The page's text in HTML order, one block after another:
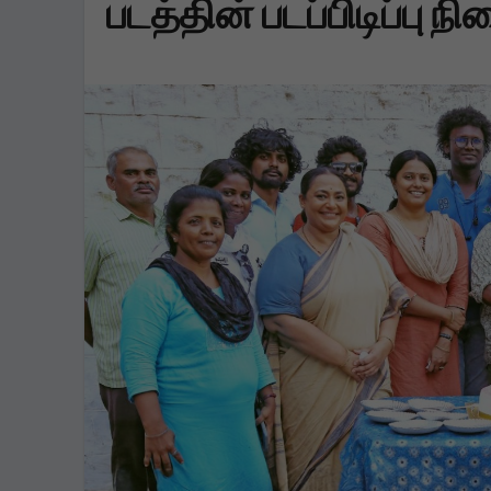
படத்தின் படப்பிடிப்பு